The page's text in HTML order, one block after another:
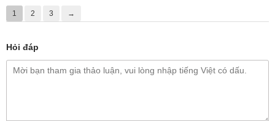
cách tỉ mỉ và hiệu quả, đảm bảo tỷ lệ làm sạch thành
công 100% ở những khu vực có chiều cao tối thiểu
7.98cm.
1 2 3 →
Hỏi đáp